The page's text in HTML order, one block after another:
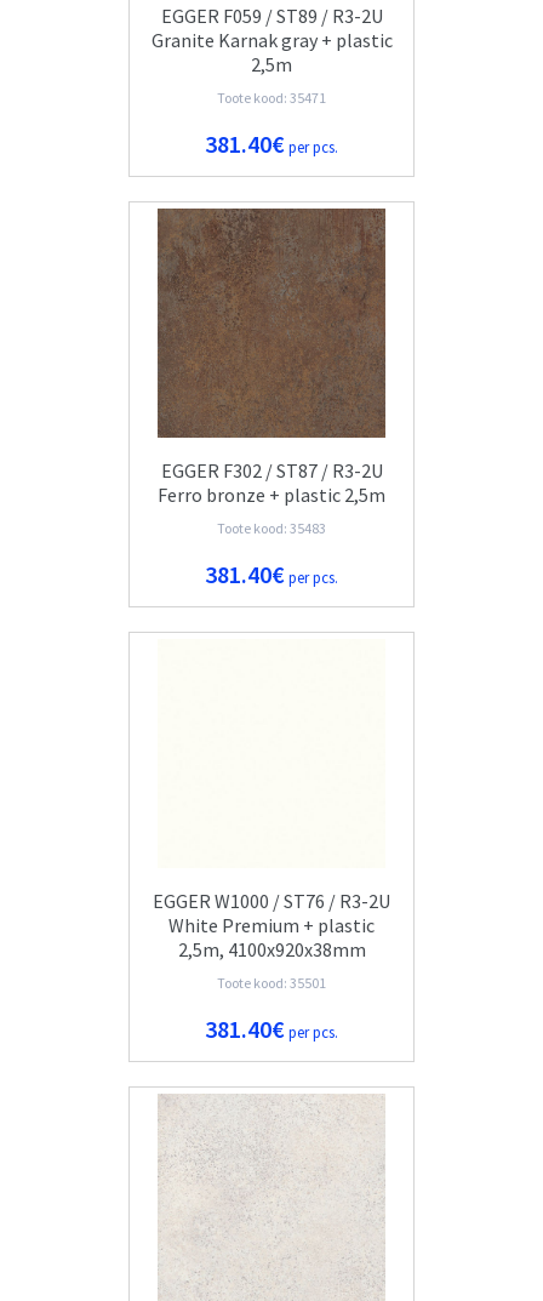
EGGER F059 / ST89 / R3-2U
Granite Karnak gray + plastic
2,5m
Toote kood: 35471
381.40€per pcs.
EGGER F302 / ST87 / R3-2U
Ferro bronze + plastic 2,5m
Toote kood: 35483
381.40€per pcs.
EGGER W1000 / ST76 / R3-2U
White Premium + plastic
2,5m, 4100x920x38mm
Toote kood: 35501
381.40€per pcs.